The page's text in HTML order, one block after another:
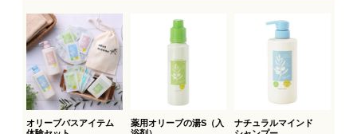
オリーブバスアイテム
薬用オリーブの湯S（入
ナチュラルマインド